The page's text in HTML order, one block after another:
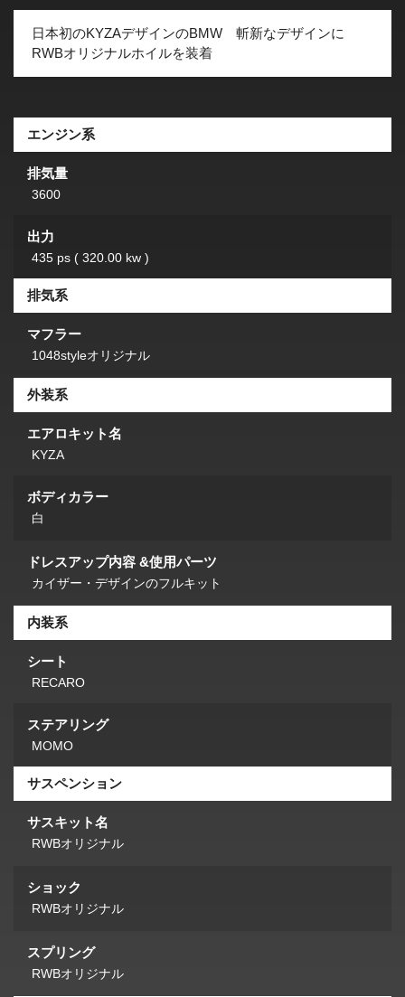
日本初のKYZAデザインのBMW 斬新なデザインに
RWBオリジナルホイルを装着
エンジン系
排気量
3600
出力
435 ps ( 320.00 kw )
排気系
マフラー
1048styleオリジナル
外装系
エアロキット名
KYZA
ボディカラー
白
ドレスアップ内容 &使用パーツ
カイザー・デザインのフルキット
内装系
シート
RECARO
ステアリング
MOMO
サスペンション
サスキット名
RWBオリジナル
ショック
RWBオリジナル
スプリング
RWBオリジナル